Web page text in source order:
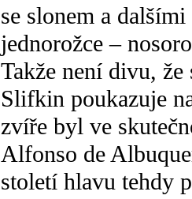
se slonem a
jednorožce –
Takže není divu,
Slifkin poukazuje
zvíře byl ve
Alfonso de
století hlavu tehdy